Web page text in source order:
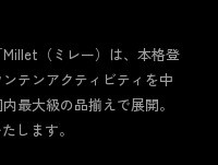
（ミレー）は、本格登
テンアクティビティを中
最大級の品揃えで展開。
します。